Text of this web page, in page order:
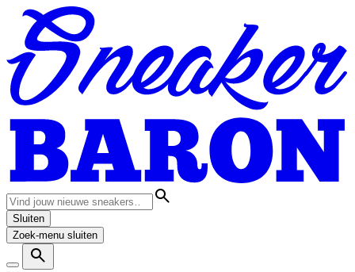
Sluiten
Zoek-menu sluiten